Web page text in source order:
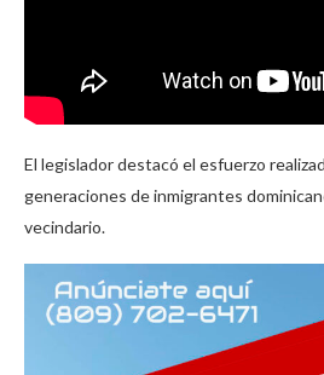
El legislador destacó el esfuerzo
generaciones de inmigrantes
vecindario.